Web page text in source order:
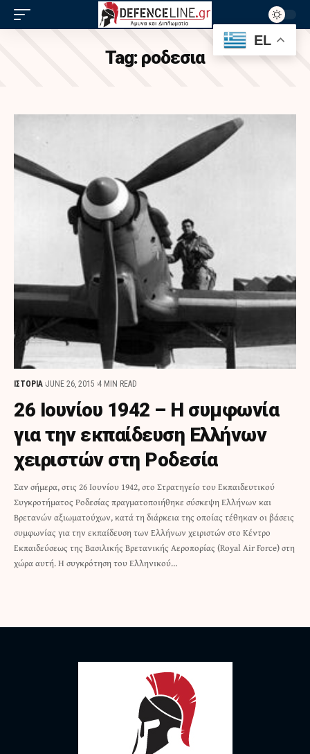
Tag: ροδεσια
ΙΣΤΟΡΙΑ JUNE 26, 2015 4 MIN READ
26 Ιουνίου 1942 – Η συμφωνία
για την εκπαίδευση Ελλήνων
χειριστών στη Ροδεσία
Σαν σήμερα, στις 26 Ιουνίου 1942, στο Στρατηγείο του Εκπαιδευτικού
Συγκροτήματος Ροδεσίας πραγματοποιήθηκε σύσκεψη Ελλήνων και
Βρετανών αξιωματούχων, κατά τη διάρκεια της οποίας τέθηκαν οι βάσεις
συμφωνίας για την εκπαίδευση των Ελλήνων χειριστών στο Κέντρο
Εκπαιδεύσεως της Βασιλικής Βρετανικής Αεροπορίας (Royal Air Force) στη
χώρα αυτή. Η συγκρότηση του Ελληνικού…
EL